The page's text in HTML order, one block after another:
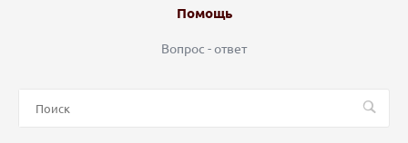
Помощь
Вопрос - ответ